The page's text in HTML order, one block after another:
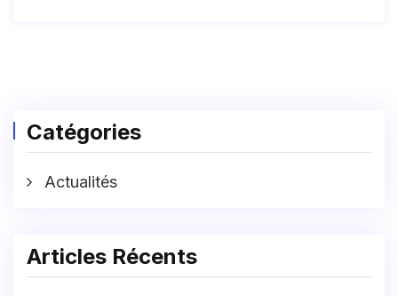
Catégories
Actualités
Articles Récents